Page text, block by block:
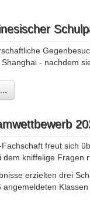
- nachdem
freut sich
dem kniffelige Fragen
erzielten drei
angemeldeten